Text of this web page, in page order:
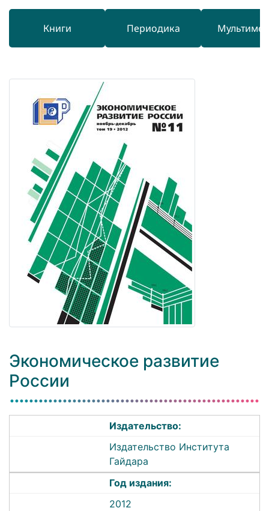
Книги Периодика
Экономическое развитие
России
Издательство:
Издательство Института
Гайдара
Год издания:
2012